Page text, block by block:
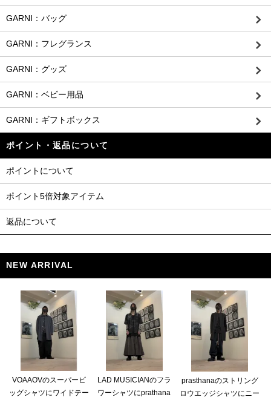
GARNI：バッグ
GARNI：フレグランス
GARNI：グッズ
GARNI：ベビー用品
GARNI：ギフトボックス
ポイント・返品について
ポイントについて
ポイント5倍対象アイテム
返品について
NEW ARRIVAL
VOAAOVのスーパービ
ッグシャツにワイドテー
LAD MUSICIANのフラ
ワーシャツにprathana
prasthanaのストリング
ロウエッジシャツにニー